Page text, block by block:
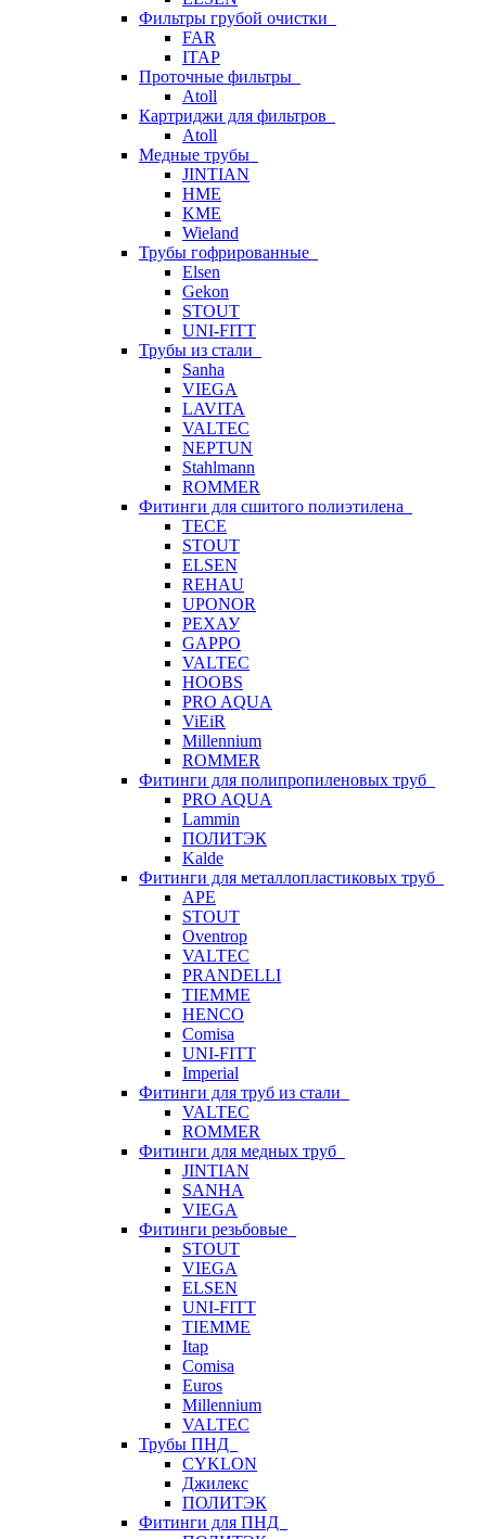
Фильтры грубой очистки
FAR
ITAP
Проточные фильтры
Atoll
Картриджи для фильтров
Atoll
Медные трубы
JINTIAN
HME
KME
Wieland
Трубы гофрированные
Elsen
Gekon
STOUT
UNI-FITT
Трубы из стали
Sanha
VIEGA
LAVITA
VALTEC
NEPTUN
Stahlmann
ROMMER
Фитинги для сшитого полиэтилена
TECE
STOUT
ELSEN
REHAU
UPONOR
РЕХАУ
GAPPO
VALTEC
HOOBS
PRO AQUA
ViEiR
Millennium
ROMMER
Фитинги для полипропиленовых труб
PRO AQUA
Lammin
ПОЛИТЭК
Kalde
Фитинги для металлопластиковых труб
APE
STOUT
Oventrop
VALTEC
PRANDELLI
TIEMME
HENCO
Comisa
UNI-FITT
Imperial
Фитинги для труб из стали
VALTEC
ROMMER
Фитинги для медных труб
JINTIAN
SANHA
VIEGA
Фитинги резьбовые
STOUT
VIEGA
ELSEN
UNI-FITT
TIEMME
Itap
Comisa
Euros
Millennium
VALTEC
Трубы ПНД
CYKLON
Джилекс
ПОЛИТЭК
Фитинги для ПНД